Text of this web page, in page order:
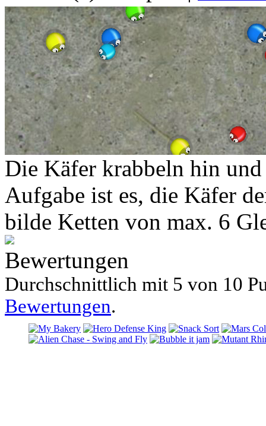
Die Käfer krabbeln hin
Aufgabe ist es, die Käfer
bilde Ketten von max. 6
Bewertungen
Durchschnittlich mit 5 von 10
Bewertungen.